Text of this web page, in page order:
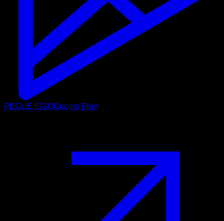
PEGUE ISSOGoogle Play